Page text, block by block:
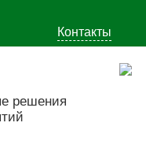
Контакты
решения